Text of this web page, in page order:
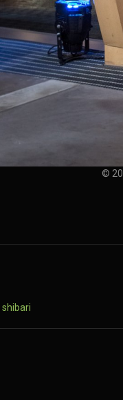
©
shibari